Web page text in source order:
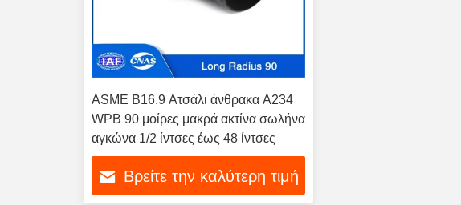
ASME B16.9 Ατσάλι άνθρακα A234
WPB 90 μοίρες μακρά ακτίνα σωλήνα
αγκώνα 1/2 ίντσες έως 48 ίντσες
Βρείτε την καλύτερη τιμή